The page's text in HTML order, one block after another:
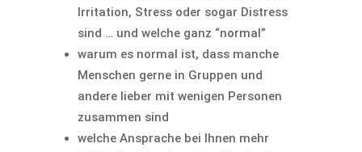
Irrita­tion, Stress oder sogar Distress
sind … und welche ganz “normal”
warum es normal ist, dass manche
Menschen gerne in Gruppen und
andere lieber mit wenigen Personen
zusammen sind
welche Ansprache bei Ihnen mehr